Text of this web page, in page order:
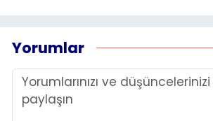
Yorumlar